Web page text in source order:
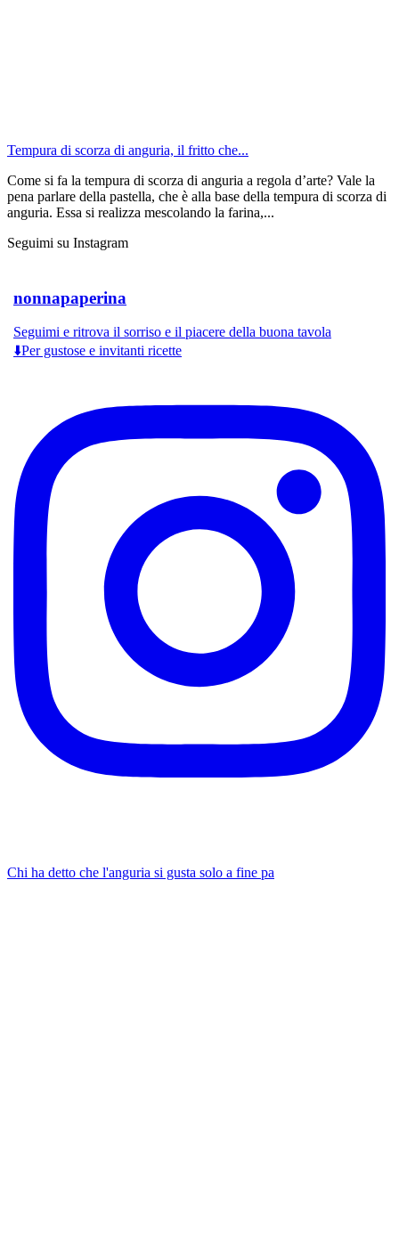
Tempura di scorza di anguria, il fritto che...
Come si fa la tempura di scorza di anguria a regola d’arte? Vale la
pena parlare della pastella, che è alla base della tempura di scorza di
anguria. Essa si realizza mescolando la farina,...
Seguimi su Instagram
nonnapaperina
Seguimi e ritrova il sorriso e il piacere della buona tavola
⬇️Per gustose e invitanti ricette
Chi ha detto che l'anguria si gusta solo a fine pa